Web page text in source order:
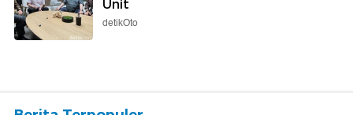
Unit
detikOto